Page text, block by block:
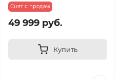
Снят с продаж
49 999 руб.
Купить